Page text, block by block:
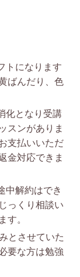
トになります
ばんだり、色
化となり受講
スンがありま
支払いいただ
金対応できま
中解約はでき
っくり相談い
す。
とさせていた
要な方は勉強